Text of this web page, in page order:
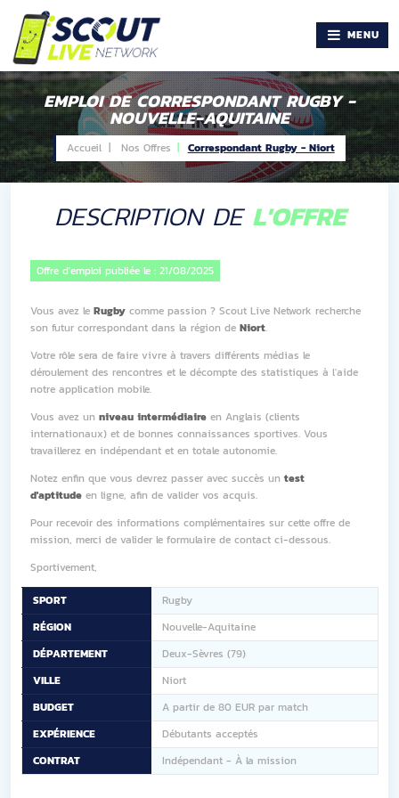
MENU
EMPLOI DE CORRESPONDANT RUGBY -
NOUVELLE-AQUITAINE
Accueil | Nos Offres Correspondant Rugby - Niort
DESCRIPTION DE L'OFFRE
Offre d'emploi publiée le :21/08/2025
Vous avez le Rugby comme passion ? Scout Live Network recherche
son futur correspondant dans la région de Niort.
Votre rôle sera de faire vivre à travers différents médias le
déroulement des rencontres et le décompte des statistiques à l'aide
notre application mobile.
Vous avez un niveau intermédiaire en Anglais (clients
internationaux) et de bonnes connaissances sportives. Vous
travaillerez en indépendant et en totale autonomie.
Notez enfin que vous devrez passer avec succès un test
d'aptitude en ligne, afin de valider vos acquis.
Pour recevoir des informations complémentaires sur cette offre de
mission, merci de valider le formulaire de contact ci-dessous.
Sportivement,
SPORT
Rugby
RÉGION
Nouvelle-Aquitaine
DÉPARTEMENT
Deux-Sèvres (79)
VILLE
Niort
BUDGET
A partir de 80 EUR par match
EXPÉRIENCE
Débutants acceptés
CONTRAT
Indépendant - À la mission